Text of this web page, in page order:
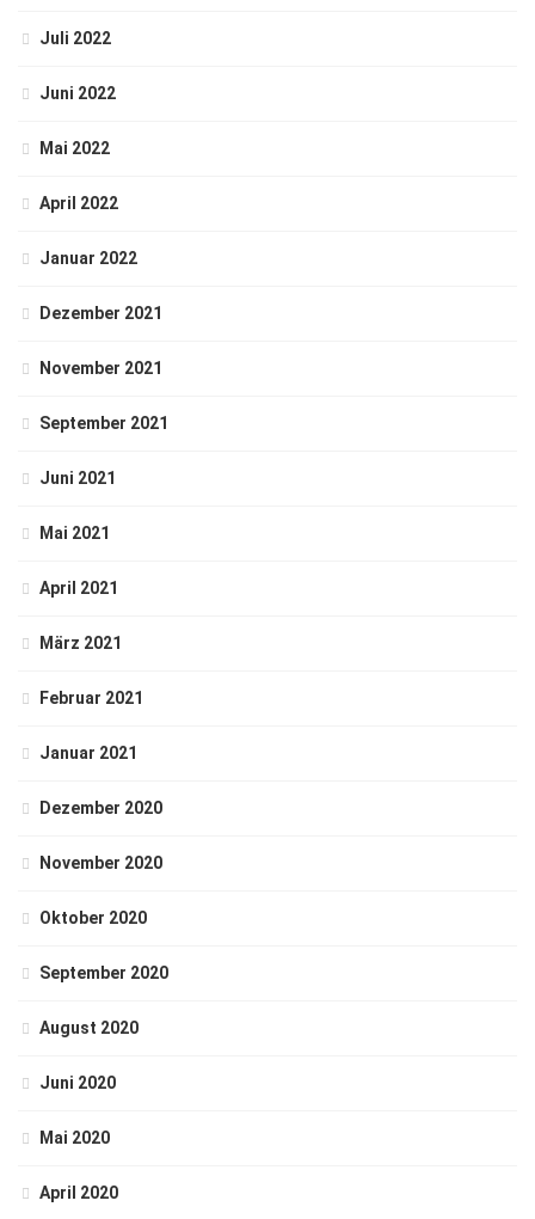
Juli 2022
Juni 2022
Mai 2022
April 2022
Januar 2022
Dezember 2021
November 2021
September 2021
Juni 2021
Mai 2021
April 2021
März 2021
Februar 2021
Januar 2021
Dezember 2020
November 2020
Oktober 2020
September 2020
August 2020
Juni 2020
Mai 2020
April 2020